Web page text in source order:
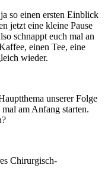
so einen ersten Einblick
jetzt eine kleine Pause
schnappt euch mal an
einen Tee, eine
wieder.
unserer Folge
am Anfang starten.
Chirurgisch-